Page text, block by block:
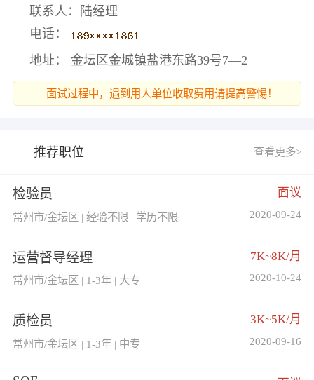
联系人：陆经理
电话：
地址： 金坛区金城镇盐港东路39号7—2
面试过程中，遇到用人单位收取费用请提高警惕！
推荐职位 查看更多>
检验员 面议
常州市/金坛区 | 经验不限 | 学历不限 2020-09-24
运营督导经理 7K~8K/月
常州市/金坛区 | 1-3年 | 大专 2020-10-24
质检员 3K~5K/月
常州市/金坛区 | 1-3年 | 中专 2020-09-16